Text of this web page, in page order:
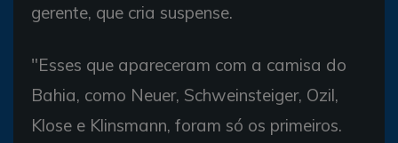
gerente, que cria suspense.
"Esses que apareceram com a camisa do
Bahia, como Neuer, Schweinsteiger, Ozil,
Klose e Klinsmann, foram só os primeiros.